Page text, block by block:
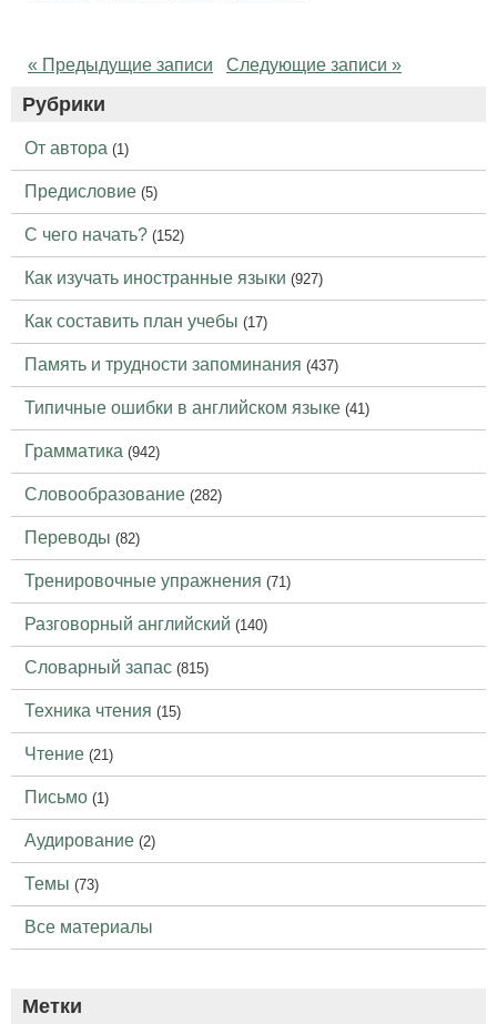
« Предыдущие записи Следующие записи »
Рубрики
От автора (1)
Предисловие (5)
С чего начать? (152)
Как изучать иностранные языки (927)
Как составить план учебы (17)
Память и трудности запоминания (437)
Типичные ошибки в английском языке (41)
Грамматика (942)
Словообразование (282)
Переводы (82)
Тренировочные упражнения (71)
Разговорный английский (140)
Словарный запас (815)
Техника чтения (15)
Чтение (21)
Письмо (1)
Аудирование (2)
Темы (73)
Все материалы
Метки